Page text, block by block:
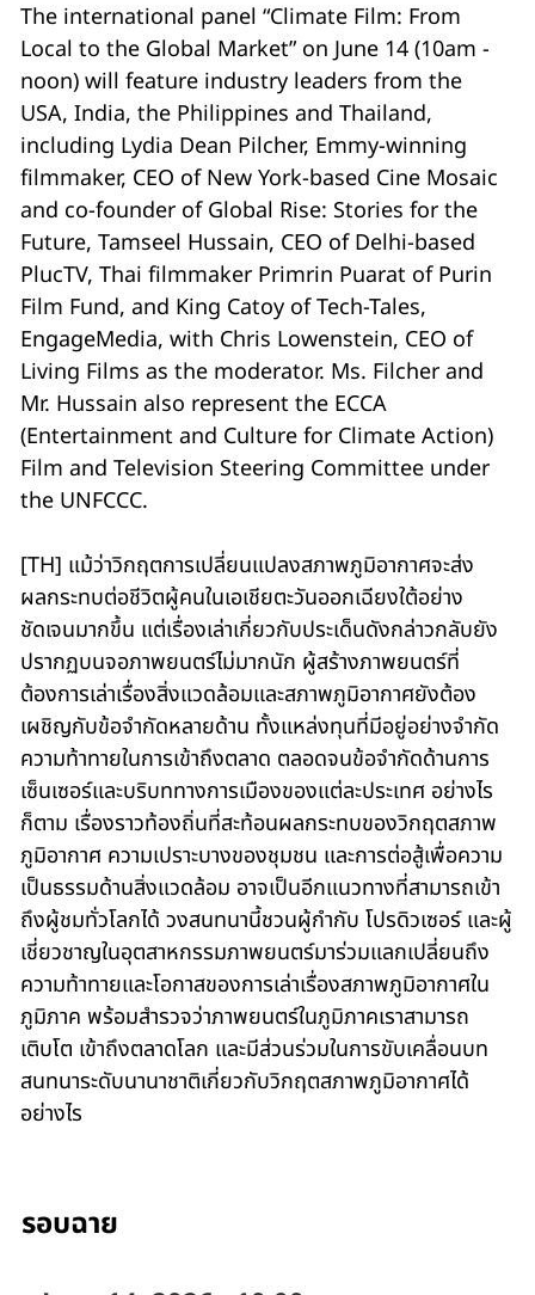
The international panel “Climate Film: From
Local to the Global Market” on June 14 (10am -
noon) will feature industry leaders from the
USA, India, the Philippines and Thailand,
including Lydia Dean Pilcher, Emmy-winning
filmmaker, CEO of New York-based Cine Mosaic
and co-founder of Global Rise: Stories for the
Future, Tamseel Hussain, CEO of Delhi-based
PlucTV, Thai filmmaker Primrin Puarat of Purin
Film Fund, and King Catoy of Tech-Tales,
EngageMedia, with Chris Lowenstein, CEO of
Living Films as the moderator. Ms. Filcher and
Mr. Hussain also represent the ECCA
(Entertainment and Culture for Climate Action)
Film and Television Steering Committee under
the UNFCCC.
[TH] แม้ว่าวิกฤตการเปลี่ยนแปลงสภาพภูมิอากาศจะส่ง
ผลกระทบต่อชีวิตผู้คนในเอเชียตะวันออกเฉียงใต้อย่าง
ชัดเจนมากขึ้น แต่เรื่องเล่าเกี่ยวกับประเด็นดังกล่าวกลับยัง
ปรากฏบนจอภาพยนตร์ไม่มากนัก ผู้สร้างภาพยนตร์ที่
ต้องการเล่าเรื่องสิ่งแวดล้อมและสภาพภูมิอากาศยังต้อง
เผชิญกับข้อจำกัดหลายด้าน ทั้งแหล่งทุนที่มีอยู่อย่างจำกัด
ความท้าทายในการเข้าถึงตลาด ตลอดจนข้อจำกัดด้านการ
เซ็นเซอร์และบริบททางการเมืองของแต่ละประเทศ อย่างไร
ก็ตาม เรื่องราวท้องถิ่นที่สะท้อนผลกระทบของวิกฤตสภาพ
ภูมิอากาศ ความเปราะบางของชุมชน และการต่อสู้เพื่อความ
เป็นธรรมด้านสิ่งแวดล้อม อาจเป็นอีกแนวทางที่สามารถเข้า
ถึงผู้ชมทั่วโลกได้ วงสนทนานี้ชวนผู้กำกับ โปรดิวเซอร์ และผู้
เชี่ยวชาญในอุตสาหกรรมภาพยนตร์มาร่วมแลกเปลี่ยนถึง
ความท้าทายและโอกาสของการเล่าเรื่องสภาพภูมิอากาศใน
ภูมิภาค พร้อมสำรวจว่าภาพยนตร์ในภูมิภาคเราสามารถ
เติบโต เข้าถึงตลาดโลก และมีส่วนร่วมในการขับเคลื่อนบท
สนทนาระดับนานาชาติเกี่ยวกับวิกฤตสภาพภูมิอากาศได้
อย่างไร
รอบฉาย